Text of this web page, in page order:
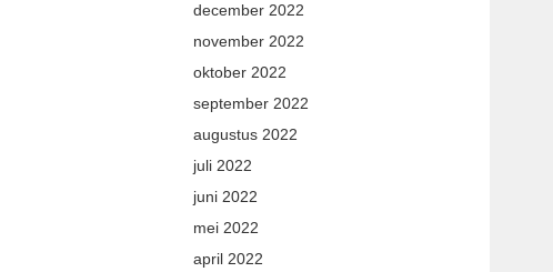
december 2022
november 2022
oktober 2022
september 2022
augustus 2022
juli 2022
juni 2022
mei 2022
april 2022